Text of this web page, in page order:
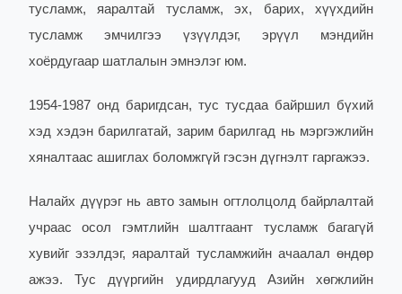
тусламж, яаралтай тусламж, эх, барих, хүүхдийн
тусламж эмчилгээ үзүүлдэг, эрүүл мэндийн
хоёрдугаар шатлалын эмнэлэг юм.
1954-1987 онд баригдсан, тус тусдаа байршил бүхий
хэд хэдэн барилгатай, зарим барилгад нь мэргэжлийн
хяналтаас ашиглах боломжгүй гэсэн дүгнэлт гаргажээ.
Налайх дүүрэг нь авто замын огтлолцолд байрлалтай
учраас осол гэмтлийн шалтгаант тусламж багагүй
хувийг эзэлдэг, яаралтай тусламжийн ачаалал өндөр
ажээ. Тус дүүргийн удирдлагууд Азийн хөгжлийн